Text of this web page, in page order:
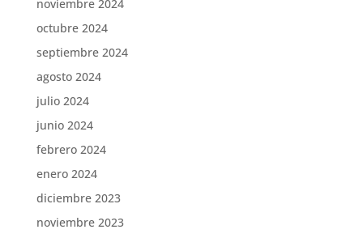
noviembre 2024
octubre 2024
septiembre 2024
agosto 2024
julio 2024
junio 2024
febrero 2024
enero 2024
diciembre 2023
noviembre 2023